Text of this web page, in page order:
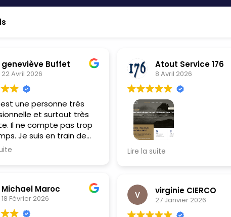
geneviève Buffet
22 Avril 2026
une personne très
et surtout très
Il ne compte pas trop
Je suis en train de
son aide mon propre
Michael Maroc
18 Février 2026
Atout Service 176
8 Avril 2026
Professionnalisme,
avec vous pour mettre
place (migration,
site...). Merci beaucoup
Lire la suite
virginie CIERCO
27 Janvier 2026